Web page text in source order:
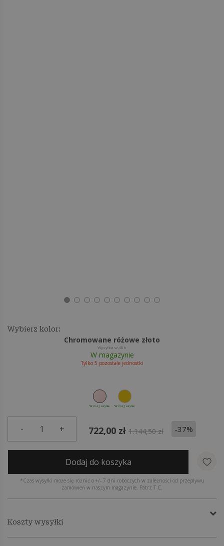
Wybierz kolor:
Chromowane różowe złoto
Wysyłka w 48h
W magazynie
Tylko 5 pozostałe jednostki
W magazynie W magazynie
- 1 + 722,00 zł 1.144,50 zł -37%
Dodaj do koszyka
*Czas wysyłki może się różnić o +/- 7 dni roboczych w zależności od przepływu
zamówień w naszym magazynie. Patrz T C.
Koszty wysyłki